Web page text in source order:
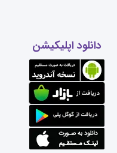
دانلود اپلیکیشن